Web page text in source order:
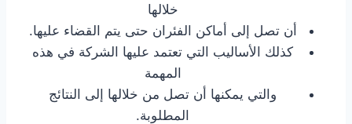
خلالها
أن تصل إلى أماكن الفئران حتى يتم القضاء عليها.
كذلك الأساليب التي تعتمد عليها الشركة في هذه
المهمة
والتي يمكنها أن تصل من خلالها إلى النتائج
المطلوبة.